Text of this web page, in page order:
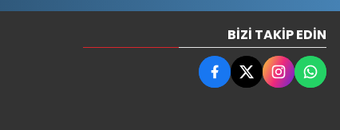
BIZI TAKIP EDIN